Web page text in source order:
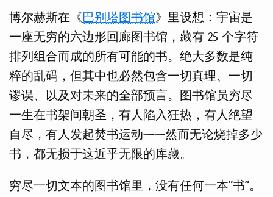
博尔赫斯在《巴别塔图书馆》里设想：宇宙是
一座无穷的六边形回廊图书馆，藏有 25 个字符
排列组合而成的所有可能的书。绝大多数是纯
粹的乱码，但其中也必然包含一切真理、一切
谬误、以及对未来的全部预言。图书馆员穷尽
一生在书架间朝圣，有人陷入狂热，有人绝望
自尽，有人发起焚书运动——然而无论烧掉多少
书，都无损于这近乎无限的库藏。
穷尽一切文本的图书馆里，没有任何一本”书”。